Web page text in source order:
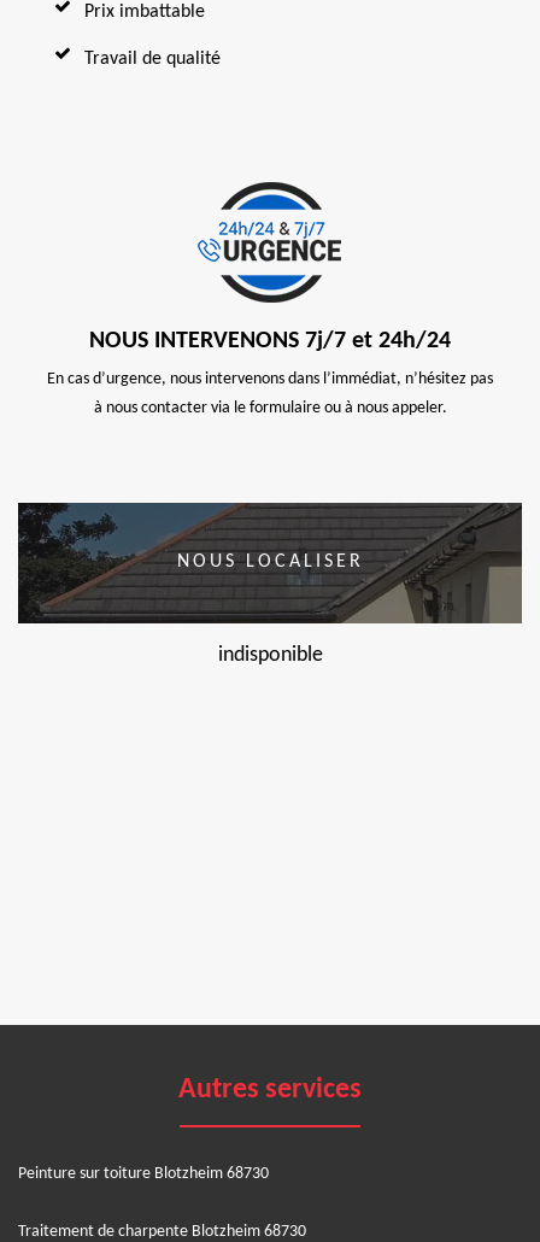
Prix imbattable
Travail de qualité
NOUS INTERVENONS 7j/7 et 24h/24
En cas d’urgence, nous intervenons dans l’immédiat, n’hésitez pas
à nous contacter via le formulaire ou à nous appeler.
NOUS LOCALISER
indisponible
Autres services
Peinture sur toiture Blotzheim 68730
Traitement de charpente Blotzheim 68730